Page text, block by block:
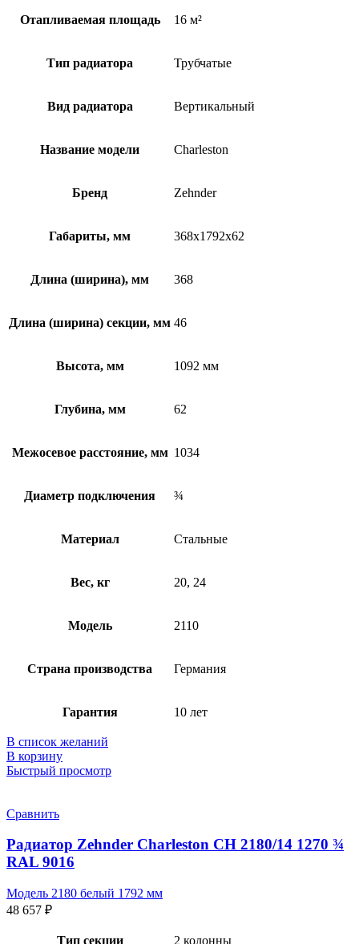
Отапливаемая площадь 16 м²
Тип радиатора Трубчатые
Вид радиатора Вертикальный
Название модели Charleston
Бренд Zehnder
Габариты, мм 368x1792x62
Длина (ширина), мм 368
Длина (ширина) секции, мм 46
Высота, мм 1092 мм
Глубина, мм 62
Межосевое расстояние, мм 1034
Диаметр подключения ¾
Материал Стальные
Вес, кг 20, 24
Модель 2110
Страна производства Германия
Гарантия 10 лет
В список желаний
В корзину
Быстрый просмотр
Сравнить
Радиатор Zehnder Charleston CH 2180/14 1270 ¾
RAL 9016
Модель 2180 белый 1792 мм
48 657 ₽
Тип секции 2 колонны